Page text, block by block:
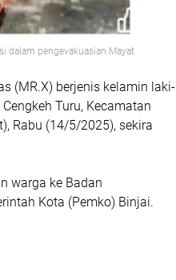
dalam pengevakuasian Mayat
(MR.X) berjenis kelamin laki-
Turu, Kecamatan
Rabu (14/5/2025), sekira
warga ke Badan
Kota (Pemko) Binjai.